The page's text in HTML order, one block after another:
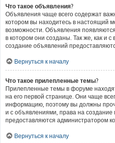
Что такое объявления?
Объявления чаще всего содержат
котором вы находитесь в настоящий
возможности. Объявления
в котором они созданы. Так же, как и
создание объявлений
Вернуться к началу
Что такое прилепленные темы?
Прилепленные темы в форуме
на его первой странице. Они чаще
информацию, поэтому вы должны
и с объявлениями, права на
предоставляются администратором
Вернуться к началу